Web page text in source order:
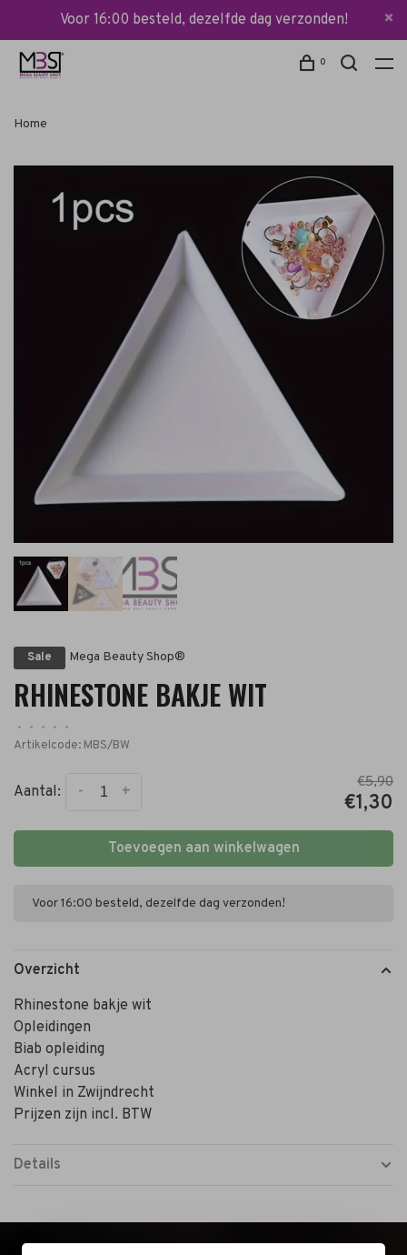
Voor 16:00 besteld, dezelfde dag verzonden!
0
Home
Sale Mega Beauty Shop®
RHINESTONE BAKJE WIT
• • • •
•
Artikelcode: MBS/BW
Aantal: +
-
€5,90
€1,30
Toevoegen aan winkelwagen
Voor 16:00 besteld, dezelfde dag verzonden!
Overzicht
Rhinestone bakje wit
Opleidingen
Biab opleiding
Acryl cursus
Winkel in Zwijndrecht
Prijzen zijn incl. BTW
Details